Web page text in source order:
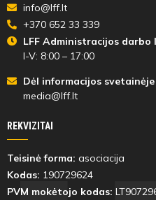
info@lff.lt
+370 652 33 339
LFF Administracijos darbo
I-V: 8:00 – 17:00
Dėl informacijos svetainėje
media@lff.lt
REKVIZITAI
Teisinė forma: asociacija
Kodas: 190729624
PVM mokėtojo kodas: